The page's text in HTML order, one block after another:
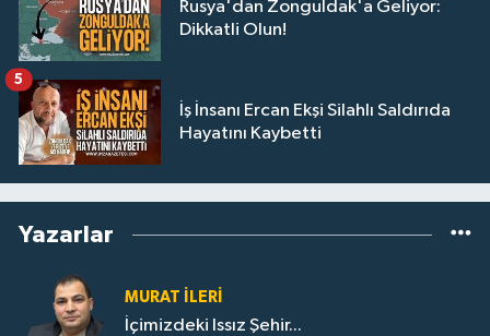
Rusya'dan Zonguldak'a Geliyor:
Dikkatli Olun!
İş İnsanı Ercan Ekşi Silahlı Saldırıda
Hayatını Kaybetti
5
Yazarlar
MURAT İLERI
İçimizdeki Issız Şehir...